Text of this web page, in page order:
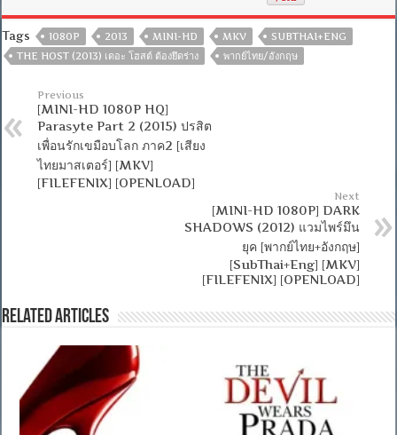
Tags 1080P 2013 MINI-HD MKV
SUBTHAI+ENG
THE HOST (2013) เดอะ โฮสต์ ต้องยึดร่าง
พากย์ไทย/อังกฤษ
Previous
[MINI-HD 1080P HQ]
Parasyte Part 2 (2015) ปรสิต
เพื่อนรักเขมือบโลก ภาค2 [เสียง
ไทยมาสเตอร์] [MKV]
[FILEFENIX] [OPENLOAD]
Next
[MINI-HD 1080P] DARK
SHADOWS (2012) แวมไพร์มึน
ยุค [พากย์ไทย+อังกฤษ]
[SubThai+Eng] [MKV]
[FILEFENIX] [OPENLOAD]
Related Articles